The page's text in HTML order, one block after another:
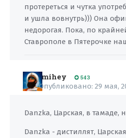
протереться и чутка
и ушла вовнутрь))) Она
недорогая. Пока, по
Ставрополе в Пятерочке
mihey 543
Опубликовано: 29 мая,
Danzka, Царская, в тамаде,
Danzka - дистиллят,